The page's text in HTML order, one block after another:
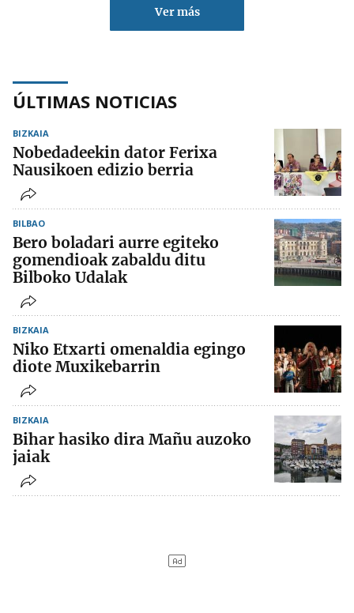
Ver más
ÚLTIMAS NOTICIAS
BIZKAIA
Nobedadeekin dator Ferixa
Nausikoen edizio berria
BILBAO
Bero boladari aurre egiteko
gomendioak zabaldu ditu
Bilboko Udalak
BIZKAIA
Niko Etxarti omenaldia egingo
diote Muxikebarrin
BIZKAIA
Bihar hasiko dira Mañu auzoko
jaiak